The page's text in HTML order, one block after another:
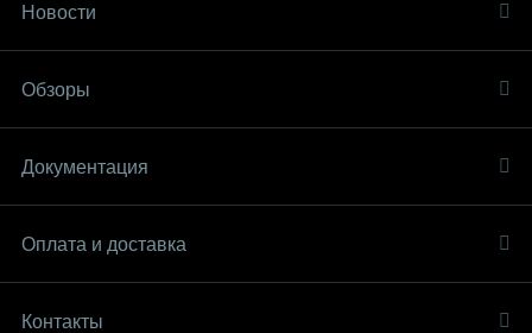
Новости
Обзоры
Документация
Оплата и доставка
Контакты